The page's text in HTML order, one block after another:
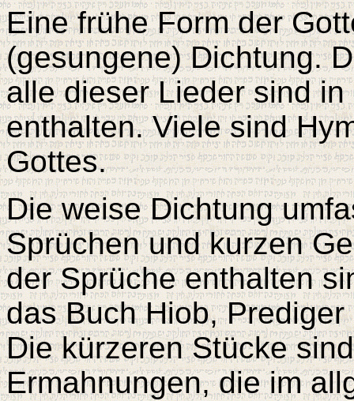
Eine frühe Form der
(gesungene) Dichtung.
alle dieser Lieder sind
enthalten. Viele sind
Gottes.
Die weise Dichtung
Sprüchen und kurzen
der Sprüche enthalten
das Buch Hiob,
Die kürzeren Stücke
Ermahnungen, die im